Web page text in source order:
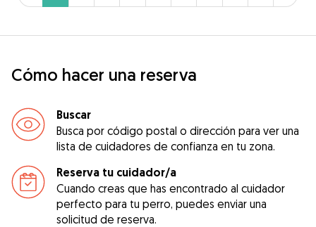
Cómo hacer una reserva
Buscar
Busca por código postal o dirección para ver una
lista de cuidadores de confianza en tu zona.
Reserva tu cuidador/a
Cuando creas que has encontrado al cuidador
perfecto para tu perro, puedes enviar una
solicitud de reserva.